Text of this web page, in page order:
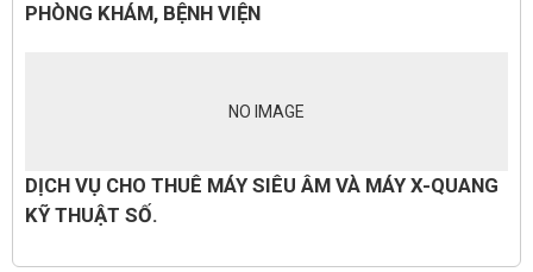
PHÒNG KHÁM, BỆNH VIỆN
NO IMAGE
DỊCH VỤ CHO THUÊ MÁY SIÊU ÂM VÀ MÁY X-QUANG
KỸ THUẬT SỐ.